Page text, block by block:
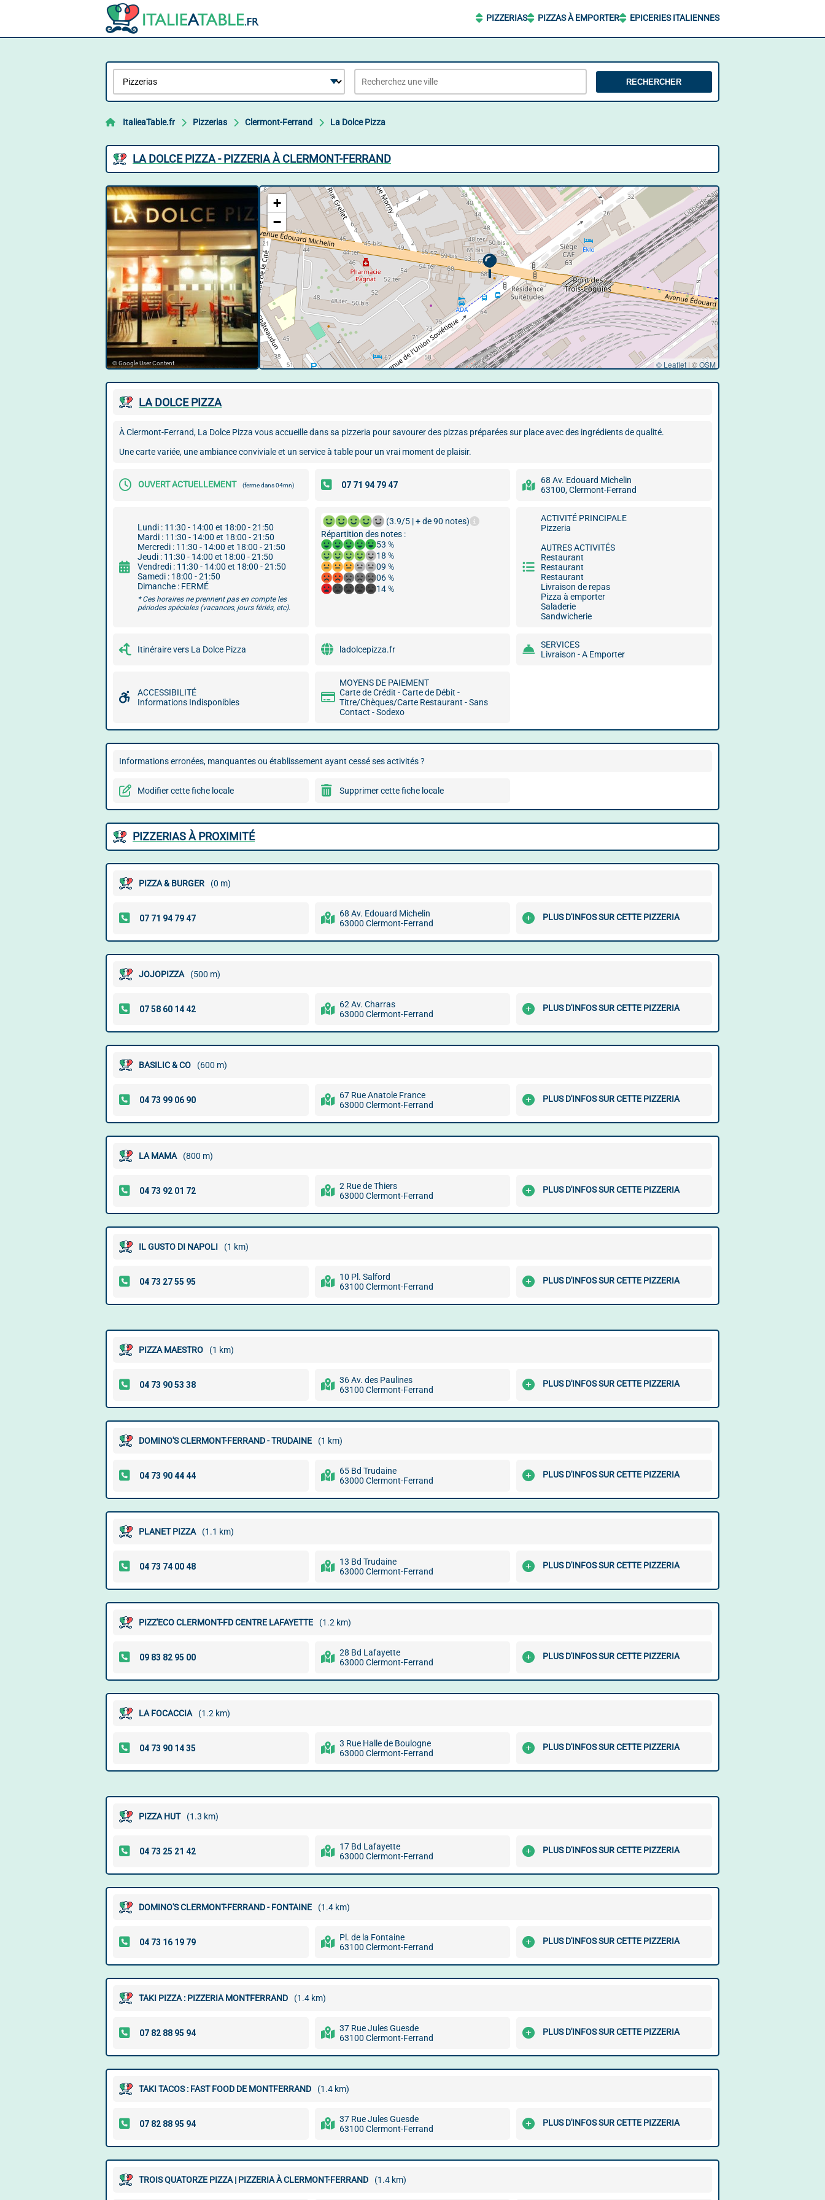
PIZZERIAS PIZZAS À EMPORTER EPICERIES ITALIENNES
RECHERCHER
ItalieaTable.fr Pizzerias Clermont-Ferrand La Dolce Pizza
LA DOLCE PIZZA - PIZZERIA À CLERMONT-FERRAND
© Google User Content
+
−
© Leaflet | ©OSM
LA DOLCE PIZZA
À Clermont-Ferrand, La Dolce Pizza vous accueille dans sa pizzeria pour savourer des pizzas préparées sur place avec des ingrédients de qualité.
Une carte variée, une ambiance conviviale et un service à table pour un vrai moment de plaisir.
OUVERT ACTUELLEMENT (ferme dans 04mn)
68 Av. Edouard Michelin
63100, Clermont-Ferrand
Lundi : 11:30 - 14:00 et 18:00 - 21:50
Mardi : 11:30 - 14:00 et 18:00 - 21:50
Mercredi : 11:30 - 14:00 et 18:00 - 21:50
Jeudi : 11:30 - 14:00 et 18:00 - 21:50
Vendredi : 11:30 - 14:00 et 18:00 - 21:50
Samedi : 18:00 - 21:50
Dimanche : FERMÉ
* Ces horaires ne prennent pas en compte les
périodes spéciales (vacances, jours fériés, etc).
(3.9/5 | + de 90 notes)
Répartition des notes :
53 %
18 %
09 %
06 %
14 %
ACTIVITÉ PRINCIPALE
Pizzeria
AUTRES ACTIVITÉS
Restaurant
Restaurant
Restaurant
Livraison de repas
Pizza à emporter
Saladerie
Sandwicherie
Itinéraire vers La Dolce Pizza ladolcepizza.fr
SERVICES
Livraison - A Emporter
ACCESSIBILITÉ
Informations Indisponibles
MOYENS DE PAIEMENT
Carte de Crédit - Carte de Débit -
Titre/Chèques/Carte Restaurant - Sans
Contact - Sodexo
Informations erronées, manquantes ou établissement ayant cessé ses activités ?
Modifier cette fiche locale Supprimer cette fiche locale
PIZZERIAS À PROXIMITÉ
PIZZA & BURGER (0 m)
68 Av. Edouard Michelin
63000 Clermont-Ferrand
PLUS D'INFOS SUR CETTE PIZZERIA
JOJOPIZZA (500 m)
62 Av. Charras
63000 Clermont-Ferrand
PLUS D'INFOS SUR CETTE PIZZERIA
BASILIC & CO (600 m)
67 Rue Anatole France
63000 Clermont-Ferrand
PLUS D'INFOS SUR CETTE PIZZERIA
LA MAMA (800 m)
2 Rue de Thiers
63000 Clermont-Ferrand
PLUS D'INFOS SUR CETTE PIZZERIA
IL GUSTO DI NAPOLI (1 km)
10 Pl. Salford
63100 Clermont-Ferrand
PLUS D'INFOS SUR CETTE PIZZERIA
PIZZA MAESTRO (1 km)
36 Av. des Paulines
63100 Clermont-Ferrand
PLUS D'INFOS SUR CETTE PIZZERIA
DOMINO'S CLERMONT-FERRAND - TRUDAINE (1 km)
65 Bd Trudaine
63000 Clermont-Ferrand
PLUS D'INFOS SUR CETTE PIZZERIA
PLANET PIZZA (1.1 km)
13 Bd Trudaine
63000 Clermont-Ferrand
PLUS D'INFOS SUR CETTE PIZZERIA
PIZZ'ECO CLERMONT-FD CENTRE LAFAYETTE (1.2 km)
28 Bd Lafayette
63000 Clermont-Ferrand
PLUS D'INFOS SUR CETTE PIZZERIA
LA FOCACCIA (1.2 km)
3 Rue Halle de Boulogne
63000 Clermont-Ferrand
PLUS D'INFOS SUR CETTE PIZZERIA
PIZZA HUT (1.3 km)
17 Bd Lafayette
63000 Clermont-Ferrand
PLUS D'INFOS SUR CETTE PIZZERIA
DOMINO'S CLERMONT-FERRAND - FONTAINE (1.4 km)
Pl. de la Fontaine
63100 Clermont-Ferrand
PLUS D'INFOS SUR CETTE PIZZERIA
TAKI PIZZA : PIZZERIA MONTFERRAND (1.4 km)
37 Rue Jules Guesde
63100 Clermont-Ferrand
PLUS D'INFOS SUR CETTE PIZZERIA
TAKI TACOS : FAST FOOD DE MONTFERRAND (1.4 km)
37 Rue Jules Guesde
63100 Clermont-Ferrand
PLUS D'INFOS SUR CETTE PIZZERIA
TROIS QUATORZE PIZZA | PIZZERIA À CLERMONT-FERRAND (1.4 km)